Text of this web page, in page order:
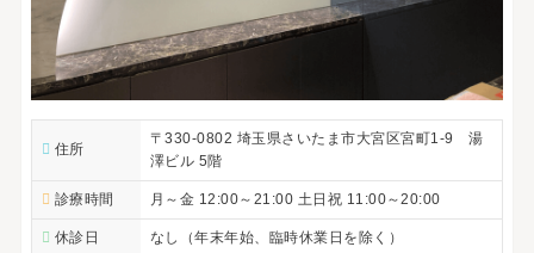
住所
〒330-0802 埼玉県さいたま市大宮区宮町1-9 湯
澤ビル 5階
診療時間 月～金 12:00～21:00 土日祝 11:00～20:00
休診日 なし（年末年始、臨時休業日を除く）